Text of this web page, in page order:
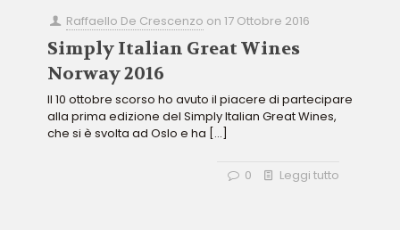
Raffaello De Crescenzo on17 Ottobre 2016
Simply Italian Great Wines
Norway 2016
Il 10 ottobre scorso ho avuto il piacere di partecipare
alla prima edizione del Simply Italian Great Wines,
che si è svolta ad Oslo e ha […]
0 Leggi tutto